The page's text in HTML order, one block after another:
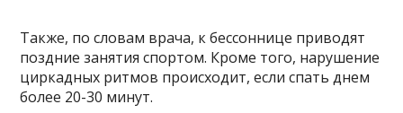
Также, по словам врача, к бессоннице приводят
поздние занятия спортом. Кроме того, нарушение
циркадных ритмов происходит, если спать днем
более 20-30 минут.